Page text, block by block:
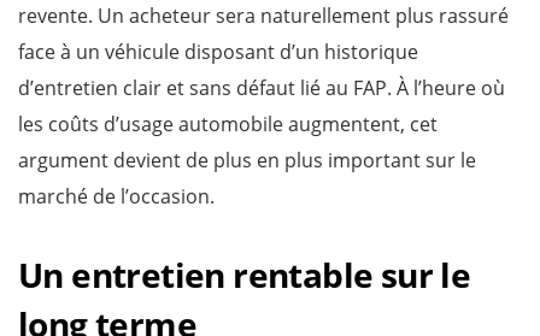
revente. Un acheteur sera naturellement plus rassuré
face à un véhicule disposant d’un historique
d’entretien clair et sans défaut lié au FAP. À l’heure où
les coûts d’usage automobile augmentent, cet
argument devient de plus en plus important sur le
marché de l’occasion.
Un entretien rentable sur le
long terme